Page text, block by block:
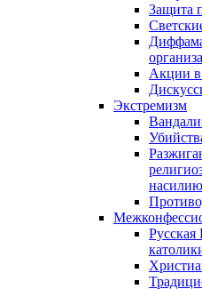
Защита
Акции в
Экстремизм
насилию
Русская